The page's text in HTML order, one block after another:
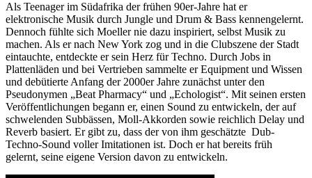
Als Teenager im Südafrika der frühen 90er-Jahre hat er
elektronische Musik durch Jungle und Drum & Bass kennengelernt.
Dennoch fühlte sich Moeller nie dazu inspiriert, selbst Musik zu
machen. Als er nach New York zog und in die Clubszene der Stadt
eintauchte, entdeckte er sein Herz für Techno. Durch Jobs in
Plattenläden und bei Vertrieben sammelte er Equipment und Wissen
und debütierte Anfang der 2000er Jahre zunächst unter den
Pseudonymen „Beat Pharmacy“ und „Echologist“. Mit seinen ersten
Veröffentlichungen begann er, einen Sound zu entwickeln, der auf
schwelenden Subbässen, Moll-Akkorden sowie reichlich Delay und
Reverb basiert. Er gibt zu, dass der von ihm geschätzte Dub-
Techno-Sound voller Imitationen ist. Doch er hat bereits früh
gelernt, seine eigene Version davon zu entwickeln.